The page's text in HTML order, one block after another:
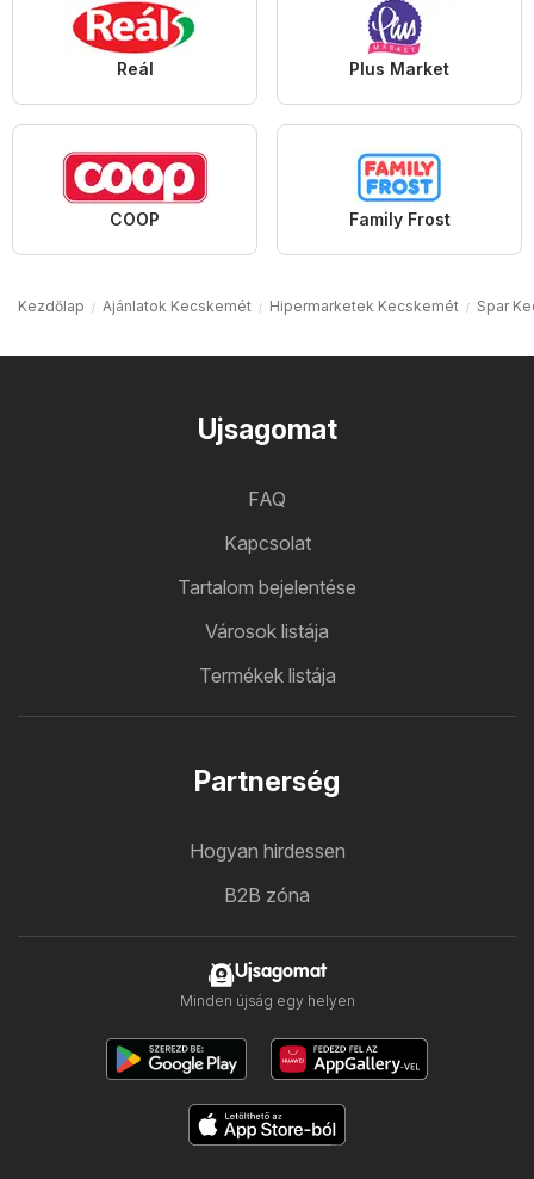
Reál Plus Market
COOP Family Frost
Kezdőlap Ajánlatok Kecskemét Hipermarketek Kecskemét Spar
Ujsagomat
FAQ
Kapcsolat
Tartalom bejelentése
Városok listája
Termékek listája
Partnerség
Hogyan hirdessen
B2B zóna
Ujsagomat
Minden újság egy helyen